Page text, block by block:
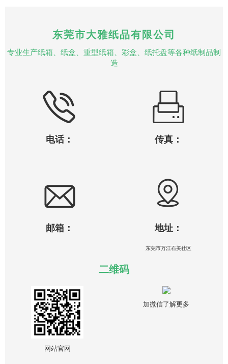
东莞市大雅纸品有限公司
专业生产纸箱、纸盒、重型纸箱、彩盒、纸托盘等各种纸制品制
造
电话： 传真：
邮箱： 地址：
东莞市万江石美社区
二维码
网站官网
加微信了解更多